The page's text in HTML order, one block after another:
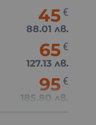
45 €
88.01 лв.
65 €
127.13 лв.
95 €
185.80 лв.